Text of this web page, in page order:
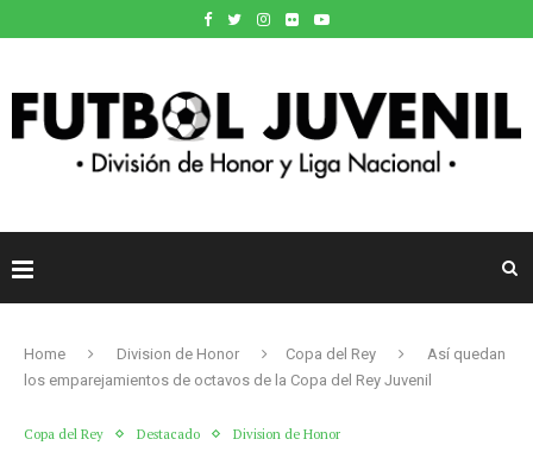
Home Division de Honor Copa del Rey
Así quedan
los emparejamientos de octavos de la Copa del Rey Juvenil
Copa del Rey Destacado Division de Honor